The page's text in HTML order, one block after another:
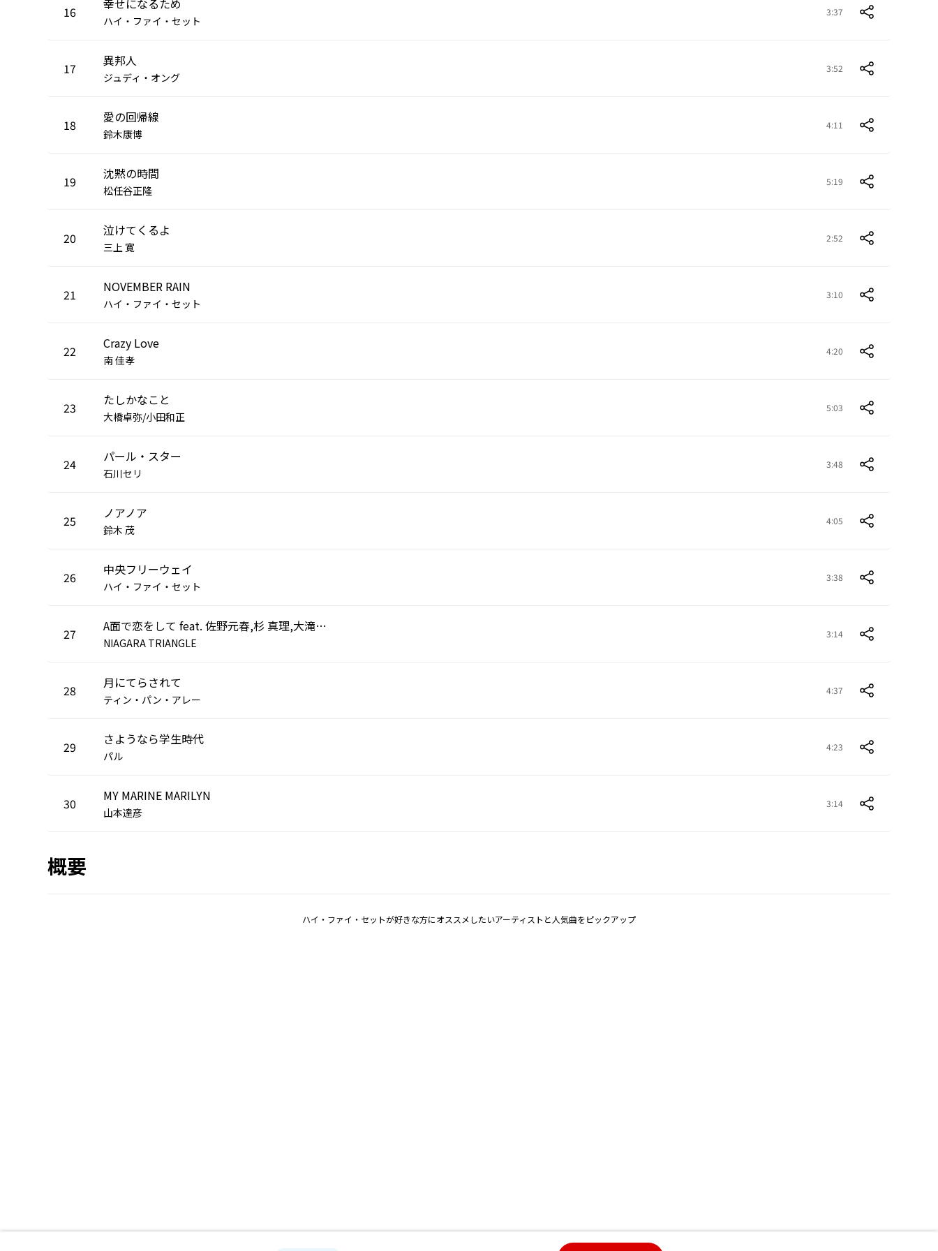
16
ハイ・ファイ・セット
3:37
17 異邦人
ジュディ・オング
3:52
18 愛の回帰線
鈴木康博
4:11
19 沈黙の時間
松任谷正隆
5:19
20 泣けてくるよ
三上 寛
2:52
21 NOVEMBER RAIN
ハイ・ファイ・セット
3:10
22 Crazy Love
南 佳孝
4:20
23 たしかなこと
大橋卓弥/小田和正
5:03
24 パール・スター
石川セリ
3:48
25 ノアノア
鈴木 茂
4:05
26 中央フリーウェイ
ハイ・ファイ・セット
3:38
27 A面で恋をして feat. 佐野元春,杉 真理,大滝 詠一
NIAGARA TRIANGLE
3:14
28 月にてらされて
ティン・パン・アレー
4:37
29 さようなら学生時代
パル
4:23
30 MY MARINE MARILYN
山本達彦
3:14
概要
ハイ・ファイ・セットが好きな方にオススメしたいアーティストと人気曲をピックアップ